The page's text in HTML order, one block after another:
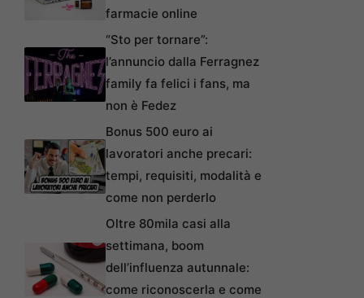
farmacie online
“Sto per tornare”:
l’annuncio dalla Ferragnez
family fa felici i fans, ma
non è Fedez
Bonus 500 euro ai
lavoratori anche precari:
tempi, requisiti, modalità e
come non perderlo
Oltre 80mila casi alla
settimana, boom
dell’influenza autunnale:
come riconoscerla e come